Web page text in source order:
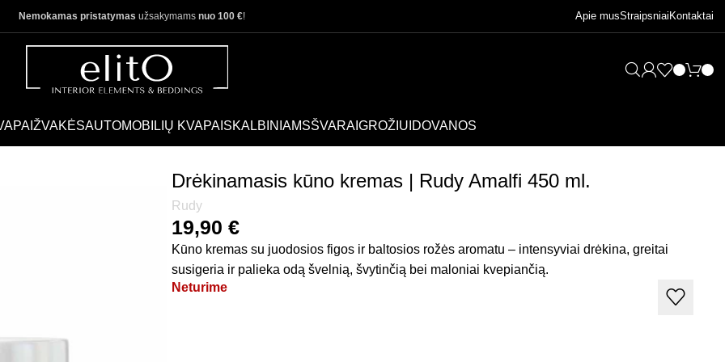
Nemokamas pristatymas užsakymams nuo 100 €! Apie musStraipsniai Kontaktai
ŽVAKĖSAUTOMOBILIŲ KVAPAI SKALBINIAMSŠVARAI GROŽIUI DOVANOS
Drėkinamasis kūno kremas | Rudy Amalfi 450 ml.
Rudy
19,90 €
Kūno kremas su juodosios figos ir baltosios rožės aromatu – intensyviai drėkina, greitai
susigeria ir palieka odą švelnią, švytinčią bei maloniai kvepiančią.
Neturime